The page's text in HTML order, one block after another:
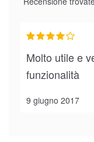
9 giugno 2017
Molto utile e
funzionalità